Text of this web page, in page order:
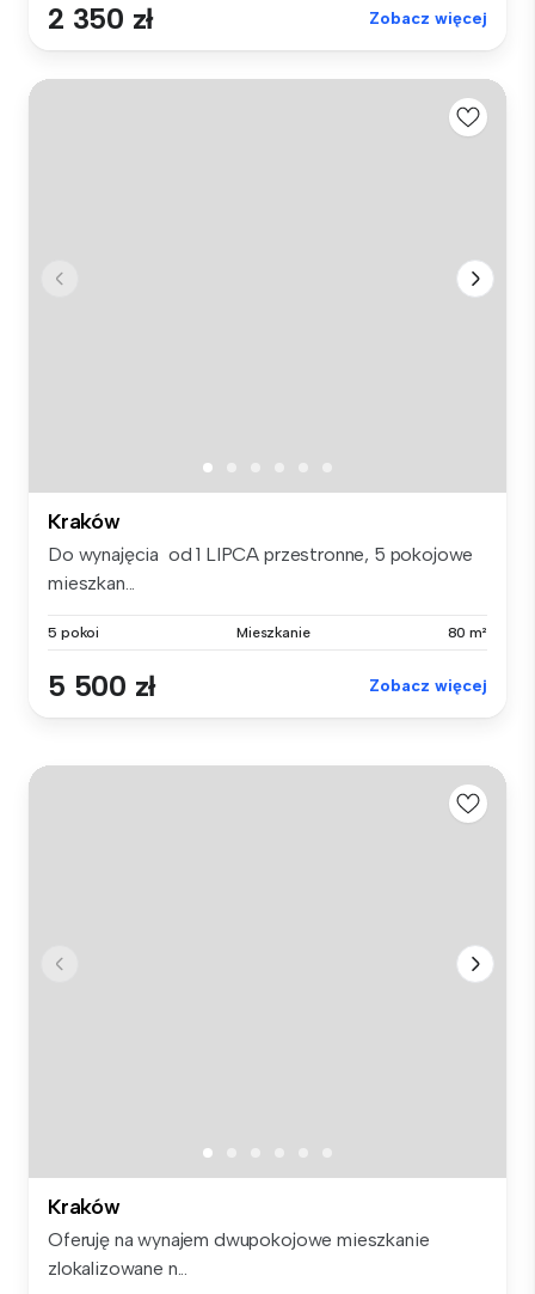
2 350 zł Zobacz więcej
Kraków
Do wynajęcia od 1 LIPCA przestronne, 5 pokojowe
mieszkan...
5 pokoi Mieszkanie 80 m²
5 500 zł Zobacz więcej
Kraków
Oferuję na wynajem dwupokojowe mieszkanie
zlokalizowane n...